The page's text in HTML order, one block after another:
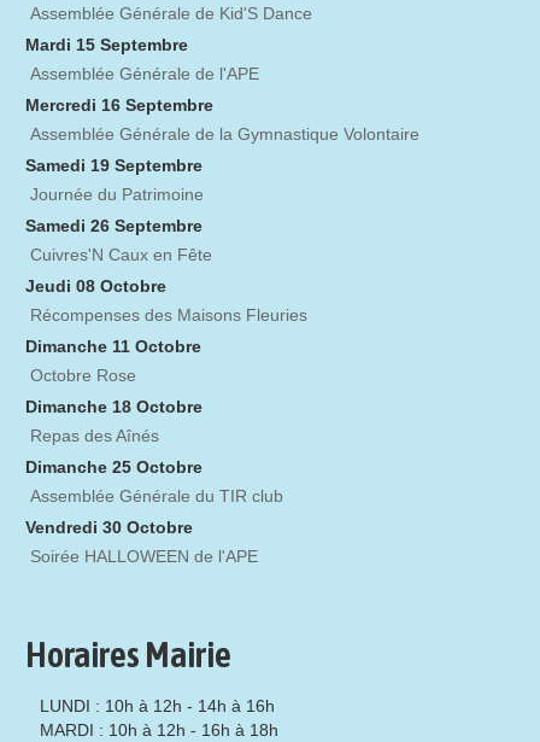
Assemblée Générale de Kid'S Dance
Mardi 15 Septembre
Assemblée Générale de l'APE
Mercredi 16 Septembre
Assemblée Générale de la Gymnastique Volontaire
Samedi 19 Septembre
Journée du Patrimoine
Samedi 26 Septembre
Cuivres'N Caux en Fête
Jeudi 08 Octobre
Récompenses des Maisons Fleuries
Dimanche 11 Octobre
Octobre Rose
Dimanche 18 Octobre
Repas des Aînés
Dimanche 25 Octobre
Assemblée Générale du TIR club
Vendredi 30 Octobre
Soirée HALLOWEEN de l'APE
Horaires Mairie
LUNDI : 10h à 12h - 14h à 16h
MARDI : 10h à 12h - 16h à 18h